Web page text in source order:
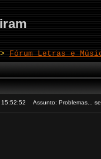
Fórum Letras e
Assunto: Problemas...